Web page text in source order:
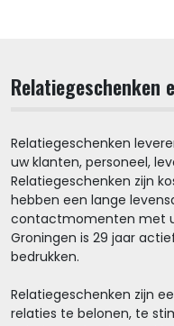
Relatiegeschenken
Relatiegeschenken
uw klanten, personeel,
Relatiegeschenken zijn
hebben een lange
contactmomenten met
Groningen is 29 jaar
bedrukken.
Relatiegeschenken zijn
relaties te belonen, te